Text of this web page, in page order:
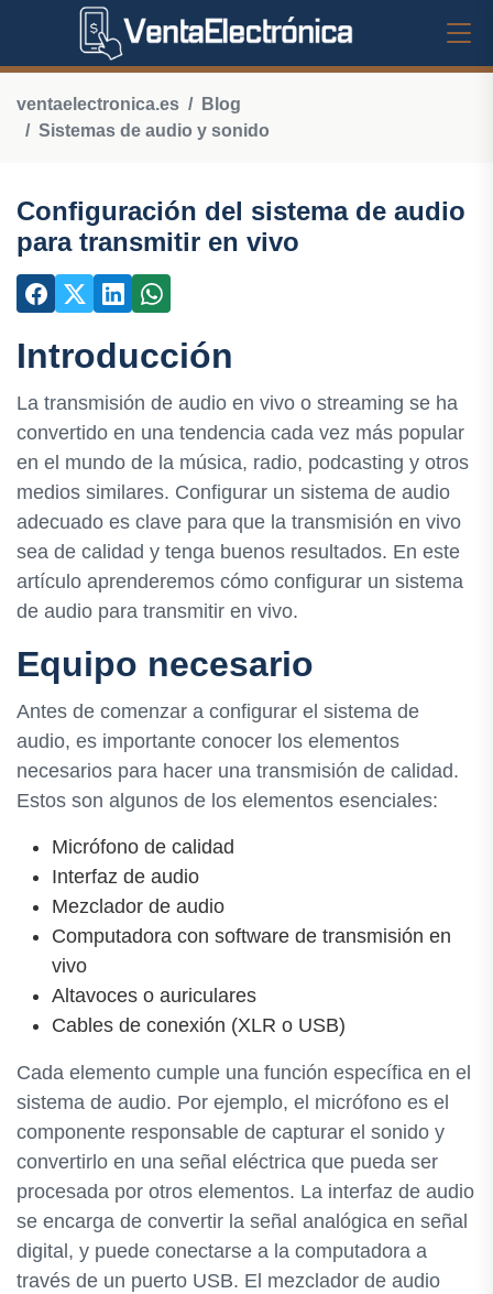
ventaelectronica.es
Blog
Sistemas de audio y sonido
Configuración del sistema de audio
para transmitir en vivo
Introducción
La transmisión de audio en vivo o streaming se ha
convertido en una tendencia cada vez más popular
en el mundo de la música, radio, podcasting y otros
medios similares. Configurar un sistema de audio
adecuado es clave para que la transmisión en vivo
sea de calidad y tenga buenos resultados. En este
artículo aprenderemos cómo configurar un sistema
de audio para transmitir en vivo.
Equipo necesario
Antes de comenzar a configurar el sistema de
audio, es importante conocer los elementos
necesarios para hacer una transmisión de calidad.
Estos son algunos de los elementos esenciales:
Micrófono de calidad
Interfaz de audio
Mezclador de audio
Computadora con software de transmisión en
vivo
Altavoces o auriculares
Cables de conexión (XLR o USB)
Cada elemento cumple una función específica en el
sistema de audio. Por ejemplo, el micrófono es el
componente responsable de capturar el sonido y
convertirlo en una señal eléctrica que pueda ser
procesada por otros elementos. La interfaz de audio
se encarga de convertir la señal analógica en señal
digital, y puede conectarse a la computadora a
través de un puerto USB. El mezclador de audio